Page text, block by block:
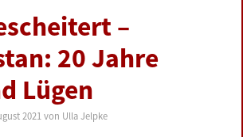
–
20 Jahre
Lügen
2021 von Ulla Jelpke